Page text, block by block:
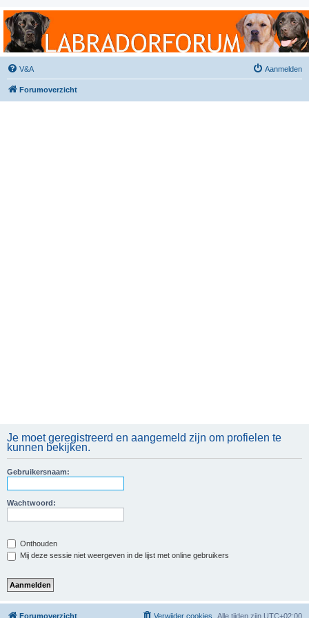
Labradorforum
Het gezelligste Labradorforum van Nederland en België!
V&A Aanmelden
Forumoverzicht
Je moet geregistreerd en aangemeld zijn om profielen te
kunnen bekijken.
Gebruikersnaam:
Wachtwoord:
Onthouden
Mij deze sessie niet weergeven in de lijst met online gebruikers
Forumoverzicht Alle tijden zijn UTC+02:00
Verwijder cookies